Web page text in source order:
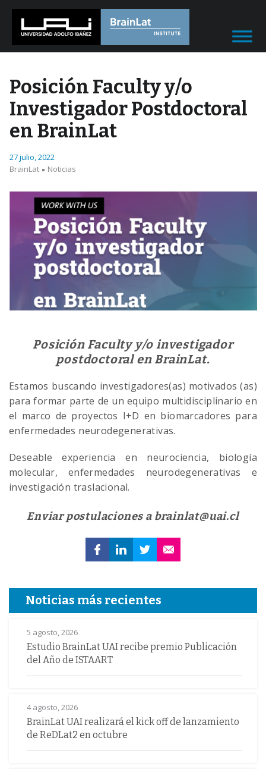
Posición Faculty y/o
Investigador Postdoctoral
en BrainLat
27 julio, 2022
BrainLat
Noticias
Posición Faculty y/o investigador
postdoctoral en BrainLat.
Estamos buscando investigadores(as) motivados (as)
para formar parte de un equipo multidisciplinario en
el marco de proyectos I+D en biomarcadores para
enfermedades neurodegenerativas.
Deseable experiencia en neurociencia, biología
molecular, enfermedades neurodegenerativas e
investigación traslacional.
Enviar postulaciones a brainlat@uai.cl
Noticias más recientes
5 agosto, 2026
Estudio BrainLat UAI recibe premio Publicación
del Año de ISTAART
4 agosto, 2026
BrainLat UAI realizará el kick off de lanzamiento
de ReDLat2 en octubre